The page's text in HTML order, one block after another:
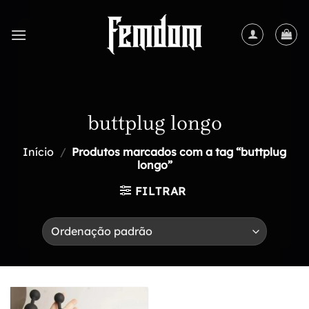
content
buttplug longo
Início / Produtos marcados com a tag “buttplug
longo”
FILTRAR